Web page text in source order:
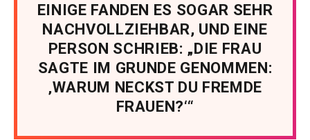
EINIGE FANDEN ES SOGAR SEHR
NACHVOLLZIEHBAR, UND EINE
PERSON SCHRIEB: „DIE FRAU
SAGTE IM GRUNDE GENOMMEN:
‚WARUM NECKST DU FREMDE
FRAUEN?‘“